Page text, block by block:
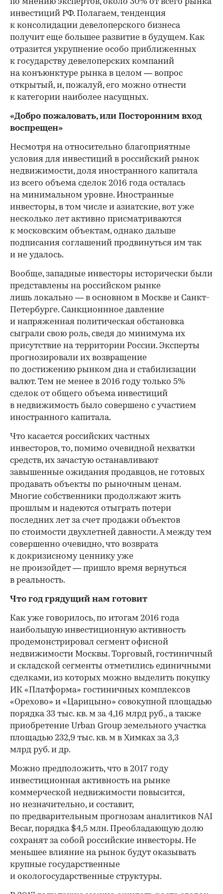
по мнению экспертов, около 30% от всего рынка
инвестиций РФ. Полагаем, тенденция
к консолидации девелоперского бизнеса
получит еще большее развитие в будущем. Как
отразится укрупнение особо приближенных
к государству девелоперских компаний
на конъюнктуре рынка в целом — вопрос
открытый, и, пожалуй, его можно отнести
к категории наиболее насущных.
«Добро пожаловать, или Посторонним вход
воспрещен»
Несмотря на относительно благоприятные
условия для инвестиций в российский рынок
недвижимости, доля иностранного капитала
из всего объема сделок 2016 года осталась
на минимальном уровне. Иностранные
инвесторы, в том числе и азиатские, вот уже
несколько лет активно присматриваются
к московским объектам, однако дальше
подписания соглашений продвинуться им так
и не удалось.
Вообще, западные инвесторы исторически были
представлены на российском рынке
лишь локально — в основном в Москве и Санкт-
Петербурге. Санкционнное давление
и напряженная политическая обстановка
сыграли свою роль, сведя до минимума их
присутствие на территории России. Эксперты
прогнозировали их возвращение
по достижению рынком дна и стабилизации
валют. Тем не менее в 2016 году только 5%
сделок от общего объема инвестиций
в недвижимость было совершено с участием
иностранного капитала.
Что касается российских частных
инвесторов, то, помимо очевидной нехватки
средств, их зачастую останавливают
завышенные ожидания продавцов, не готовых
продавать объекты по рыночным ценам.
Многие собственники продолжают жить
прошлым и надеются отыграть потери
последних лет за счет продажи объектов
по стоимости двухлетней давности. А между тем
совершенно очевидно, что возврата
к докризисному ценнику уже
не произойдет — пришло время вернуться
в реальность.
Что год грядущий нам готовит
Как уже говорилось, по итогам 2016 года
наибольшую инвестиционную активность
продемонстрировал сегмент офисной
недвижимости Москвы. Торговый, гостиничный
и складской сегменты отметились единичными
сделками, из которых можно выделить покупку
ИК «Платформа» гостиничных комплексов
«Орехово» и «Царицыно» совокупной площадью
порядка 33 тыс. кв. м за 4,16 млрд руб., а также
приобретение Urban Group земельного участка
площадью 232,9 тыс. кв. м в Химках за 3,3
млрд руб. и др.
Можно предположить, что в 2017 году
инвестиционная активность на рынке
коммерческой недвижимости повысится,
но незначительно, и составит,
по предварительным прогнозам аналитиков NAI
Becar, порядка $4,5 млн. Преобладающую долю
сохранят за собой российские инвесторы. Не
меньшее влияние на рынок будут оказывать
крупные государственные
и окологосударственные структуры.